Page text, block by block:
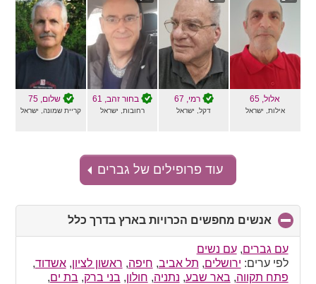
אלול, 65
אילות, ישראל
רמי, 67
דקל, ישראל
בחור זהב, 61
רחובות, ישראל
שלום, 75
קריית שמונה, ישראל
עוד פרופילים של גברים
אנשים מחפשים הכרויות בארץ בדרך כלל
to
contents
עם גברים,עם נשים
לפי ערים: ירושלים, תל אביב, חיפה, ראשון לציון,אשדוד,
פתח תקווה, באר שבע, נתניה, חולון, בני ברק, בת ים,